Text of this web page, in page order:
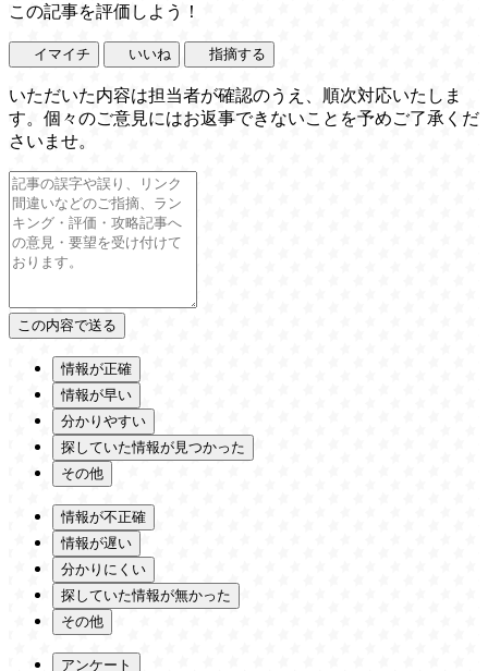
この記事を評価しよう！
イマイチ いいね 指摘する
いただいた内容は担当者が確認のうえ、順次対応いたしま
す。個々のご意見にはお返事できないことを予めご了承くだ
さいませ。
情報が正確
情報が早い
分かりやすい
探していた情報が見つかった
その他
情報が不正確
情報が遅い
分かりにくい
探していた情報が無かった
その他
アンケート